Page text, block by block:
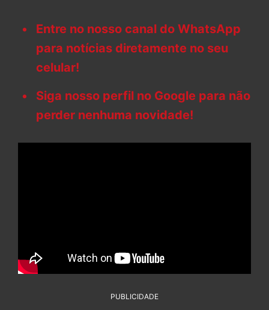
Entre no nosso canal do WhatsApp
para notícias diretamente no seu
celular!
Siga nosso perfil no Google para não
perder nenhuma novidade!
PUBLICIDADE